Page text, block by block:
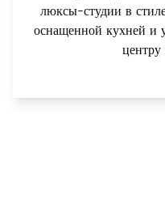
люксы-студии в
оснащенной кухней и